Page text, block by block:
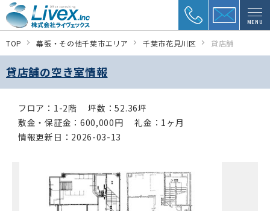
MENU
TOP 幕張・その他千葉市エリア 千葉市花見川区 貸店舗
貸店舗の空き室情報
フロア：1-2階
坪数：52.36坪
敷金・保証金：600,000円
礼金：1ヶ月
情報更新日：2026-03-13